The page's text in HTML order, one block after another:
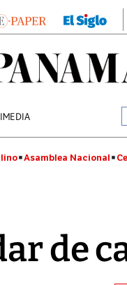
Asamblea Nacional
de